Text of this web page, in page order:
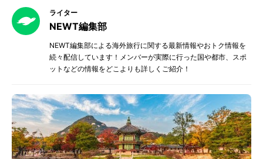
ライター
NEWT編集部
NEWT編集部による海外旅行に関する最新情報やおトク情報を
続々配信しています！メンバーが実際に行った国や都市、スポ
ットなどの情報をどこよりも詳しくご紹介！